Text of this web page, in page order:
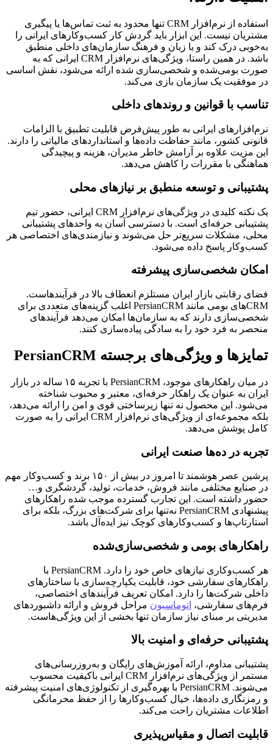
استفاده از نرم‌افزار CRM تنها محدود به ثبت تماس‌ها یا پیگیری
مشتریان نیست. این ابزار باید گردش کار کسب‌وکارهای ایرانی را
به‌خوبی درک کند و با زبان و فرهنگ سازمان‌های داخلی منطبق
باشد. در همین راستا، ویژگی‌های نرم‌افزار CRM ایرانی که به
صورت بومی‌شده و شخصی‌سازی شده ارائه می‌شود، نقش اساسی
در موفقیت یک سازمان بازی می‌کند.
تناسب با قوانین و روندهای داخلی
نرم‌افزارهای ایرانی به طور پیش‌فرض قابلیت تطبیق با الزامات
قانونی کشور، مانند حفاظت داده‌ها و استانداردهای مالیاتی را دارند.
این مزیت علاوه بر آرامش خاطر مدیران، هزینه و پیچیدگی
هماهنگی با مقررات را کاهش می‌دهد.
پشتیبانی و توسعه منطبق بر نیازهای محلی
یک نکته کلیدی در ویژگی‌های نرم‌افزار CRM ایرانی، حضور تیم
پشتیبانی حرفه‌ای است. با دسترسی آسان به واحدهای پشتیبانی
محلی، مشکلات سریع‌تر حل می‌شوند و نیازمندی‌های اختصاصی هر
کسب‌وکار پاسخ داده می‌شود.
امکان شخصی‌سازی پیشرفته
فضای رقابتی بازار ایران مستلزم انعطاف بالا در فرآیندهاست.
CRMهای بومی مانند PersianCRM اغلب گزینه‌های متعددی برای
شخصی‌سازی دارند که به سازمان‌ها امکان می‌دهد فرآیندهای
منحصر به فرد خود را به سادگی پیاده‌سازی کنند.
تمایزها و ویژگی‌های برجسته PersianCRM
در میان راهکارهای موجود، PersianCRM با تجربه ۱۵ ساله در بازار
ایران به عنوان یک راهکار حرفه‌ای، معتبر و محبوب شناخته
می‌شود. این محصول نه تنها زیرساختی قوی و امن را ارائه می‌دهد،
بلکه مجموعه‌ای از ویژگی‌های نرم‌افزار CRM ایرانی را به صورت
کامل پوشش می‌دهد.
تجربه در ده‌ها صنعت ایرانی
پرشین عصر هوشمند تا امروز در بیش از ۱۵۰ برند و کسب‌وکار مهم
در صنایع مختلفی مانند فروش، خدمات، تولید، گردشگری و…
حضور داشته است. این تجارب گسترده موجب شده راهکارهای
پیشنهادی PersianCRM نه‌تنها برای شرکت‌های بزرگ، بلکه برای
استارتاپ‌ها و کسب‌وکارهای کوچک نیز ایده‌آل باشد.
راهکارهای بومی و شخصی‌سازی‌شده
هر کسب‌وکاری نیازهای خاص خود را دارد. PersianCRM با
راهکارهای سفارشی خود، قابلیت یکپارچه‌سازی با ساختارهای
داخلی شرکت‌ها را دارد. امکان تعریف فرآیندهای اختصاصی،
فرم‌های سفارشی، اتوماسیون مراحل فروش و ارائه داشبوردهای
مدیریتی بر مبنای نیاز سازمان تنها بخشی از این ویژگی‌هاست.
پشتیبانی حرفه‌ای و امنیت بالا
پشتیبانی مداوم، ارائه آموزش‌های رایگان و به‌روزرسانی‌های
مستمر از ویژگی‌های نرم‌افزار CRM ایرانی باکیفیت محسوب
می‌شوند. PersianCRM با بهره‌گیری از تکنولوژی‌های امنیت پیشرفته
و رمزنگاری داده‌ها، خیال کسب‌وکارها را از حفظ محرمانگی
اطلاعات مشتریان راحت می‌کند.
قابلیت اتصال و مقیاس‌پذیری